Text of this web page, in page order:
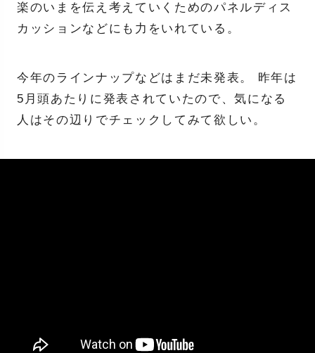
楽のいまを伝え考えていくためのパネルディス
カッションなどにも力をいれている。
今年のラインナップなどはまだ未発表。 昨年は
5月頭あたりに発表されていたので、気になる
人はその辺りでチェックしてみて欲しい。